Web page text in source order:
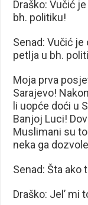
Draško: Vučić
bh. politiku!
Senad: Vučić
petlja u bh.
Moja prva
Sarajevo!
li uopće doći u
Banjoj Luci!
Muslimani su
neka ga
Senad: Šta ako
Draško: Jel’ mi